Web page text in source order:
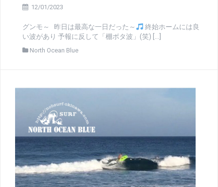
12/01/2023
グンモ～ 昨日は最高な一日だった～
終始ホームには良
い波があり 予報に反して「棚ボタ波」(笑) […]
North Ocean Blue